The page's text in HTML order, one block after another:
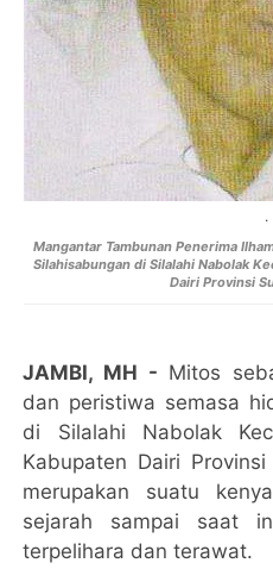
.
Mangantar Tambunan Penerima
Silahisabungan di Silalahi Nabolak
Dairi Provinsi
JAMBI, MH - Mitos
dan peristiwa semasa
di Silalahi Nabolak
Kabupaten Dairi
merupakan suatu
sejarah sampai saat
terpelihara dan terawat.